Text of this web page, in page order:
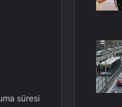
süresi